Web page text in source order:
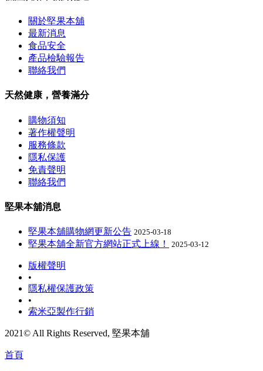
關於堅果本舖
最新消息
食品安全
產品檢驗報告
聯絡我們
天然健康，營養滿分
購物須知
著作權聲明
服務條款
隱私保護
免責聲明
聯絡我們
堅果本舖消息
堅果本舖購物網更新公告 2025-03-18
堅果本舖全新官方網站正式上線！ 2025-03-12
版權聲明
•
隱私權保護政策
•
索米亞製作行銷
2021© All Rights Reserved, 堅果本舖
首頁